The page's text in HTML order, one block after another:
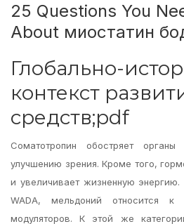
25 Questions You
About миостатин
Глобально-
контекст
средств;pdf
Соматотропин обостряет
улучшению зрения. Кроме того,
и увеличивает жизненную
WADA, мельдоний относится к
модуляторов. К этой же